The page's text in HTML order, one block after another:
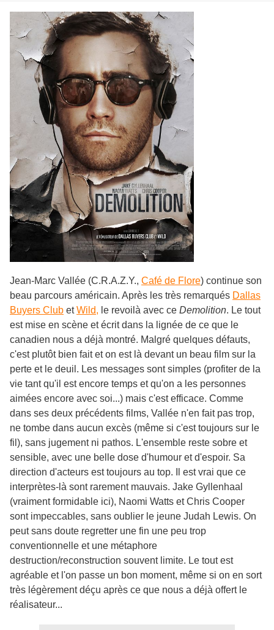
Jean-Marc Vallée (C.R.A.Z.Y., Café de Flore) continue son
beau parcours américain. Après les très remarqués Dallas
Buyers Club etWild, le revoilà avec ce Demolition. Le tout
est mise en scène et écrit dans la lignée de ce que le
canadien nous a déjà montré. Malgré quelques défauts,
c'est plutôt bien fait et on est là devant un beau film sur la
perte et le deuil. Les messages sont simples (profiter de la
vie tant qu'il est encore temps et qu'on a les personnes
aimées encore avec soi...) mais c'est efficace. Comme
dans ses deux précédents films, Vallée n'en fait pas trop,
ne tombe dans aucun excès (même si c'est toujours sur le
fil), sans jugement ni pathos. L'ensemble reste sobre et
sensible, avec une belle dose d'humour et d'espoir. Sa
direction d'acteurs est toujours au top. Il est vrai que ce
interprètes-là sont rarement mauvais. Jake Gyllenhaal
(vraiment formidable ici), Naomi Watts et Chris Cooper
sont impeccables, sans oublier le jeune Judah Lewis. On
peut sans doute regretter une fin une peu trop
conventionnelle et une métaphore
destruction/reconstruction souvent limite. Le tout est
agréable et l'on passe un bon moment, même si on en sort
très légèrement déçu après ce que nous a déjà offert le
réalisateur...